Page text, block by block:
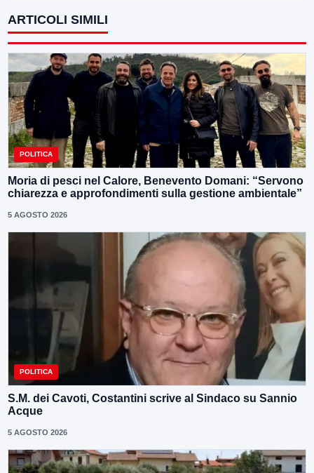
ARTICOLI SIMILI
POLITICA
Moria di pesci nel Calore, Benevento Domani: “Servono
chiarezza e approfondimenti sulla gestione ambientale”
5 AGOSTO 2026
POLITICA
S.M. dei Cavoti, Costantini scrive al Sindaco su Sannio
Acque
5 AGOSTO 2026